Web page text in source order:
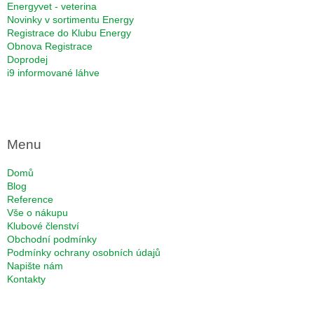
Energyvet - veterina
Novinky v sortimentu Energy
Registrace do Klubu Energy
Obnova Registrace
Doprodej
i9 informované láhve
Menu
Domů
Blog
Reference
Vše o nákupu
Klubové členství
Obchodní podmínky
Podmínky ochrany osobních údajů
Napište nám
Kontakty